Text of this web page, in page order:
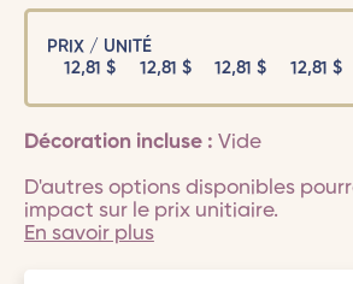
PRIX / UNITÉ
12,81$ 12,81 $ 12,81$ 12,81$
Décoration incluse : Vide
D'autres options disponibles
impact sur le prix unitiaire.
En savoir plus